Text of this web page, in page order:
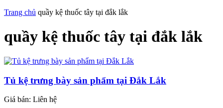
Trang chủ quầy kệ thuốc tây tại đắk lắk
quầy kệ thuốc tây tại đắk lắk
Tủ kệ trưng bày sản phẩm tại Đắk Lắk
Giá bán: Liên hệ